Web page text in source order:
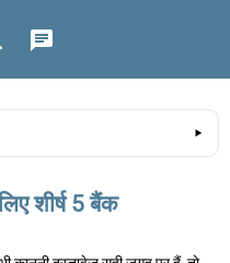
शीर्ष 5 बैंक